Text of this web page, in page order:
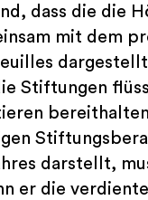
dass die die
mit dem
dargestellt
Stiftungen
darstellt,
er die